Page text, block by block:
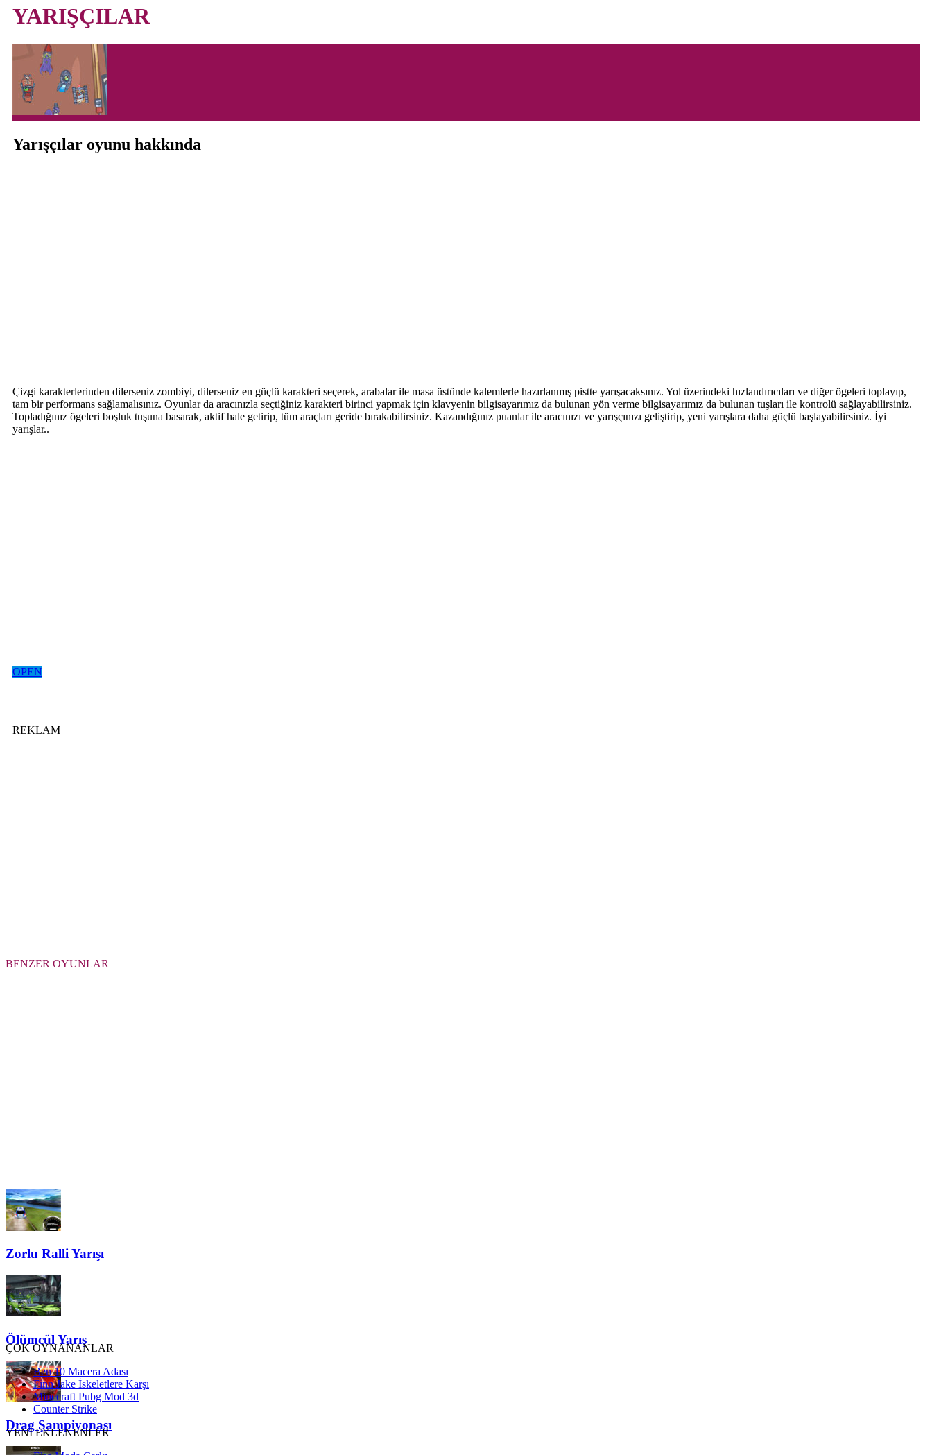
YARIŞÇILAR
Yarışçılar oyunu hakkında
Çizgi karakterlerinden dilerseniz zombiyi, dilerseniz en güçlü karakteri seçerek, arabalar ile masa üstünde kalemlerle hazırlanmış pistte yarışacaksınız. Yol üzerindeki hızlandırıcıları ve diğer ögeleri toplayıp,
tam bir performans sağlamalısınız. Oyunlar da aracınızla seçtiğiniz karakteri birinci yapmak için klavyenin bilgisayarımız da bulunan yön verme bilgisayarımız da bulunan tuşları ile kontrolü sağlayabilirsiniz.
Topladığınız ögeleri boşluk tuşuna basarak, aktif hale getirip, tüm araçları geride bırakabilirsiniz. Kazandığınız puanlar ile aracınızı ve yarışçınızı geliştirip, yeni yarışlara daha güçlü başlayabilirsiniz. İyi
yarışlar..
OPEN
REKLAM
BENZER OYUNLAR
Zorlu Ralli Yarışı
Ölümcül Yarış
Drag Şampiyonası
ÇOK OYNANANLAR
Ben 10 Macera Adası
Finn Jake İskeletlere Karşı
Minecraft Pubg Mod 3d
Counter Strike
YENİ EKLENENLER